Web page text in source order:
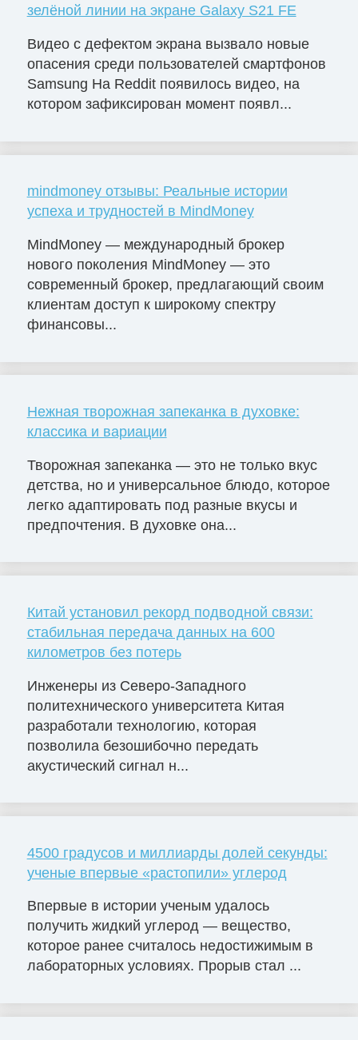
зелёной линии на экране Galaxy S21 FE
Видео с дефектом экрана вызвало новые
опасения среди пользователей смартфонов
Samsung На Reddit появилось видео, на
котором зафиксирован момент появл...
mindmoney отзывы: Реальные истории
успеха и трудностей в MindMoney
MindMoney — международный брокер
нового поколения MindMoney — это
современный брокер, предлагающий своим
клиентам доступ к широкому спектру
финансовы...
Нежная творожная запеканка в духовке:
классика и вариации
Творожная запеканка — это не только вкус
детства, но и универсальное блюдо, которое
легко адаптировать под разные вкусы и
предпочтения. В духовке она...
Китай установил рекорд подводной связи:
стабильная передача данных на 600
километров без потерь
Инженеры из Северо-Западного
политехнического университета Китая
разработали технологию, которая
позволила безошибочно передать
акустический сигнал н...
4500 градусов и миллиарды долей секунды:
ученые впервые «растопили» углерод
Впервые в истории ученым удалось
получить жидкий углерод — вещество,
которое ранее считалось недостижимым в
лабораторных условиях. Прорыв стал ...